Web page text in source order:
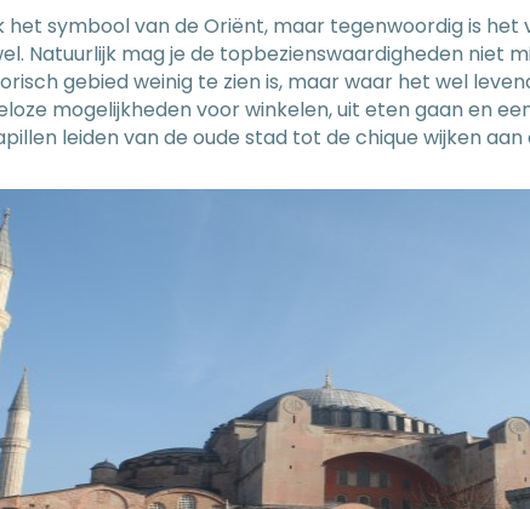
het symbool van de Oriënt, maar tegenwoordig is
Natuurlijk mag je de topbezienswaardigheden niet
gebied weinig te zien is, maar waar het wel
mogelijkheden voor winkelen, uit eten gaan en
leiden van de oude stad tot de chique wijken aan